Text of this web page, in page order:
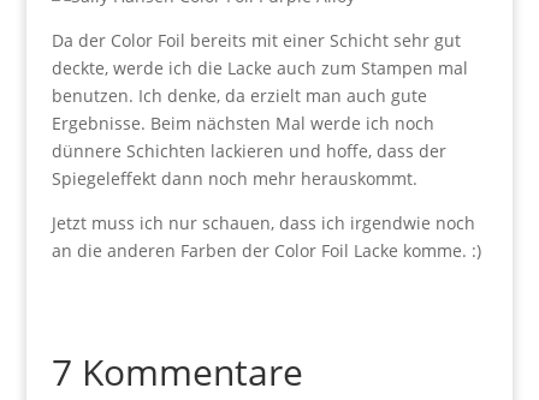
Da der Color Foil bereits mit einer Schicht sehr gut
deckte, werde ich die Lacke auch zum Stampen mal
benutzen. Ich denke, da erzielt man auch gute
Ergebnisse. Beim nächsten Mal werde ich noch
dünnere Schichten lackieren und hoffe, dass der
Spiegeleffekt dann noch mehr herauskommt.
Jetzt muss ich nur schauen, dass ich irgendwie noch
an die anderen Farben der Color Foil Lacke komme. :)
7 Kommentare